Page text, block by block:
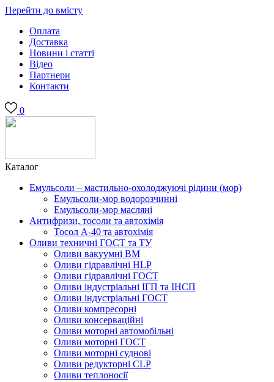
Перейти до вмісту
Оплата
Доставка
Новини і статті
Відео
Партнери
Контакти
0
Каталог
Емульсоли – мастильно-охолоджуючі рідини (мор)
Емульсоли-мор водорозчинні
Емульсоли-мор масляні
Антифризи, тосоли та автохімія
Тосол А-40 та автохімія
Оливи техничні ГОСТ та ТУ
Оливи вакуумні ВМ
Оливи гідравлічні HLP
Оливи гідравлічні ГОСТ
Оливи індустріальні ІГП та ІНСП
Оливи індустріальні ГОСТ
Оливи компресорні
Оливи консерваційні
Оливи моторні автомобільні
Оливи моторні ГОСТ
Оливи моторні суднові
Оливи редукторні CLP
Оливи теплоносії